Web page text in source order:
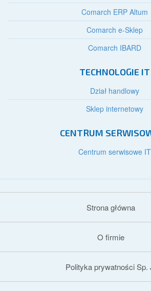
Comarch ERP Altum
Comarch e-Sklep
Comarch IBARD
TECHNOLOGIE IT
Dział handlowy
Sklep internetowy
CENTRUM
Centrum serwisowe IT
Strona główna
O firmie
Polityka prywatności Sp.